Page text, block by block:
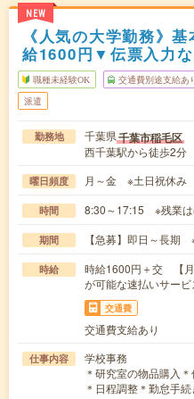
NEW
《人気の大学勤務》
給1600円▼伝票入力
職種未経験OK 交通費別途支給あ
派遣
勤務地 千葉県千葉市稲毛区
西千葉駅から徒歩2分
曜日頻度 月～金 ※土日祝休み
時間 8:30～17:15 ※残業は
期間 【急募】即日～長期
時給
時給1600円＋交 【
が可能な速払いサービ
交通費
交通費支給あり
仕事内容
学校事務
＊研究室の物品購入
＊日程調整＊勤怠手